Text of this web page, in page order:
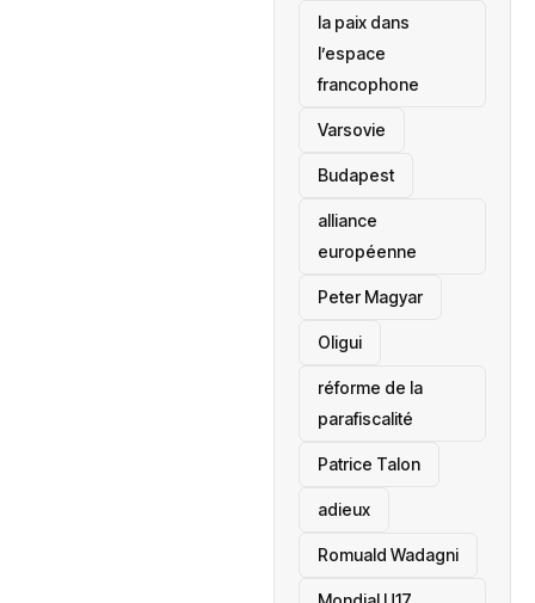
la paix dans
l’espace
francophone
‎Varsovie
Budapest
alliance
européenne
Peter Magyar
Oligui
réforme de la
parafiscalité
Patrice Talon
adieux
Romuald Wadagni